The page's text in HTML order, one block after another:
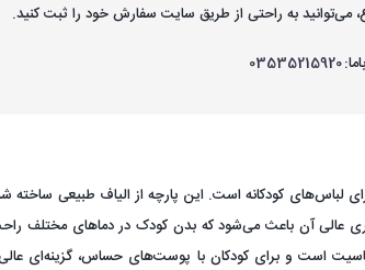
می‌توانید به راحتی از طریق سایت سفارش خود را ثبت کنید.
03535215920
لباس‌های کودکانه است. این پارچه از الیاف طبیعی ساخته
آن باعث می‌شود که بدن کودک در دماهای مختلف
است و برای کودکان با پوست‌های حساس، گزینه‌ای